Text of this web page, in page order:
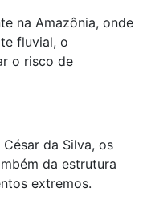
na Amazônia, onde
fluvial, o
o risco de
da Silva, os
da estrutura
extremos.